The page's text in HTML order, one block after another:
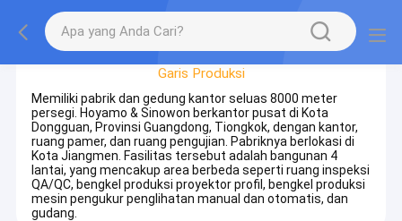
Tur Pabrik
Garis Produksi
Memiliki pabrik dan gedung kantor seluas 8000 meter
persegi. Hoyamo & Sinowon berkantor pusat di Kota
Dongguan, Provinsi Guangdong, Tiongkok, dengan kantor,
ruang pamer, dan ruang pengujian. Pabriknya berlokasi di
Kota Jiangmen. Fasilitas tersebut adalah bangunan 4
lantai, yang mencakup area berbeda seperti ruang inspeksi
QA/QC, bengkel produksi proyektor profil, bengkel produksi
mesin pengukur penglihatan manual dan otomatis, dan
gudang.